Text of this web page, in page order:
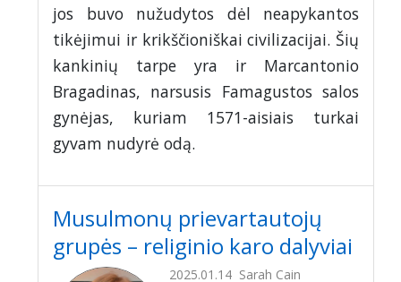
jos buvo nužudytos dėl neapykantos
tikėjimui ir krikščioniškai civilizacijai. Šių
kankinių tarpe yra ir Marcantonio
Bragadinas, narsusis Famagustos salos
gynėjas, kuriam 1571-aisiais turkai
gyvam nudyrė odą.
Musulmonų prievartautojų
grupės – religinio karo dalyviai
2025.01.14 Sarah Cain